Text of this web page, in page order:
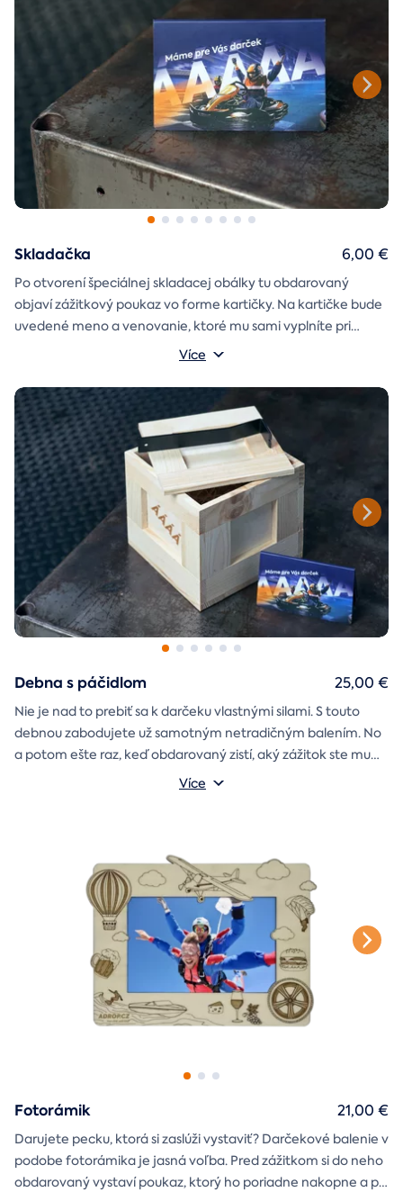
Skladačka
Po otvorení špeciálnej skladacej obálky tu obdarovaný
objaví zážitkový poukaz vo forme kartičky. Na kartičke bude
uvedené meno a venovanie, ktoré mu sami vyplníte pri
Více
6,00 €
Debna s páčidlom
Nie je nad to prebiť sa k darčeku vlastnými silami. S touto
debnou zabodujete už samotným netradičným balením. No
a potom ešte raz, keď obdarovaný zistí, aký zážitok ste mu
darčekovú skladačku
Vonkajšie rozmery: 20 × 20 × 20 cm
Více
25,00 €
Fotorámik
Darujete pecku, ktorá si zaslúži vystaviť? Darčekové balenie v
podobe fotorámika je jasná voľba. Pred zážitkom si do neho
obdarovaný vystaví poukaz, ktorý ho poriadne nakopne a po
21,00 €